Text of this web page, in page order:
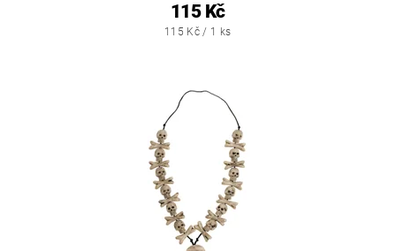
115 Kč
115 Kč / 1 ks